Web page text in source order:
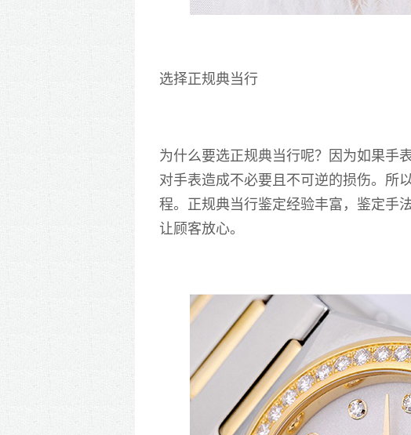
选择正规典当行
为什么要选正规典当行呢？因为如果手
对手表造成不必要且不可逆的损伤。所
程。正规典当行鉴定经验丰富，鉴定手
让顾客放心。